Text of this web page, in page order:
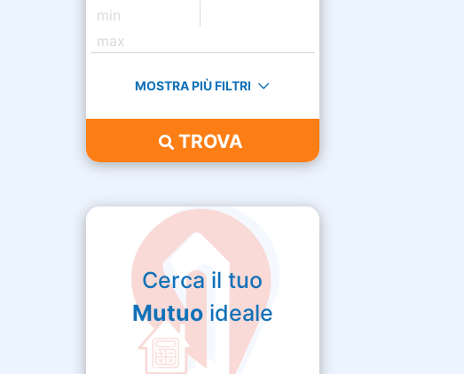
MOSTRA PIÙ FILTRI
TROVA
Cerca il tuo
Mutuoideale